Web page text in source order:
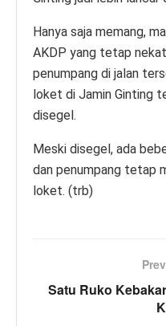
Hanya saja memang,
AKDP yang tetap
penumpang di jalan
loket di Jamin Ginting
disegel.
Meski disegel, ada
dan penumpang tetap
loket. (trb)
Satu Ruko